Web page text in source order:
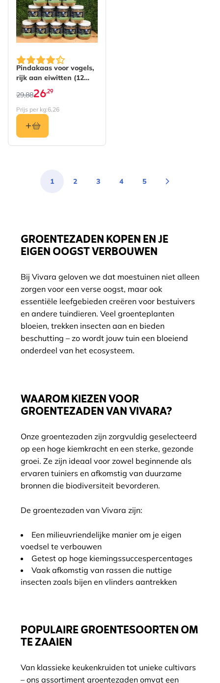
Pindakaas voor vogels,
rijk aan eiwitten (12
stuks)
De prijs is afhankelijk van de gekozen opties op de
29,8826,29
Prijs per kg:6,26
You're currently reading page
1 Pagina
2 Pagina
3 Pagina
4 Pagina
5
GROENTEZADEN KOPEN EN JE
EIGEN OOGST VERBOUWEN
Bij Vivara geloven we dat moestuinen niet alleen
zorgen voor een verse oogst, maar ook
essentiële leefgebieden creëren voor bestuivers
en andere tuindieren. Veel groenteplanten
bloeien, trekken insecten aan en bieden
beschutting – zo wordt jouw tuin een bloeiend
onderdeel van het ecosysteem.
WAAROM KIEZEN VOOR
GROENTEZADEN VAN VIVARA?
Onze groentezaden zijn zorgvuldig geselecteerd
op een hoge kiemkracht en een sterke, gezonde
groei. Ze zijn ideaal voor zowel beginnende als
ervaren tuiniers en afkomstig van duurzame
bronnen die biodiversiteit bevorderen.
De groentezaden van Vivara zijn:
Een milieuvriendelijke manier om je eigen
voedsel te verbouwen
Getest op hoge kiemingssuccespercentages
Vaak afkomstig van rassen die nuttige
insecten zoals bijen en vlinders aantrekken
POPULAIRE GROENTESOORTEN OM
TE ZAAIEN
Van klassieke keukenkruiden tot unieke cultivars
– ons assortiment groentezaden omvat een